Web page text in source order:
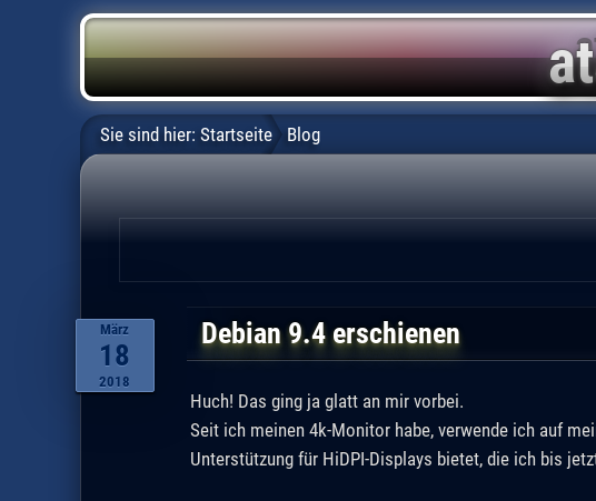
Sie sind hier: Startseite Blog
März
18
2018
Debian 9.4 erschienen
Huch! Das ging ja glatt an mir vorbei.
Seit ich meinen 4k-Monitor habe, verwende ich auf
Unterstützung für HiDPI-Displays bietet, die ich bis